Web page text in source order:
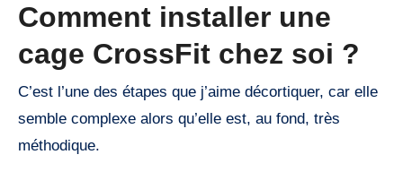
Comment installer une
cage CrossFit chez soi ?
C’est l’une des étapes que j’aime décortiquer, car elle
semble complexe alors qu’elle est, au fond, très
méthodique.